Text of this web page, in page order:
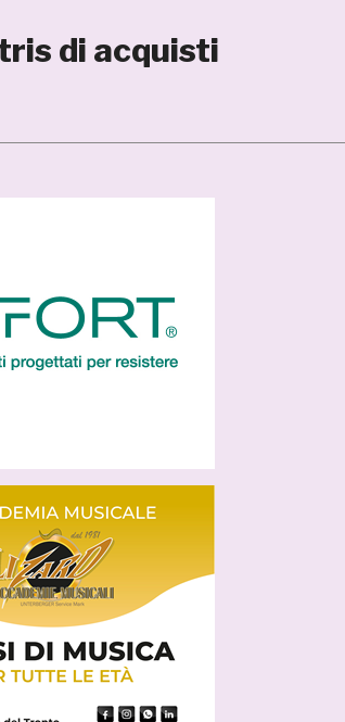
di acquisti